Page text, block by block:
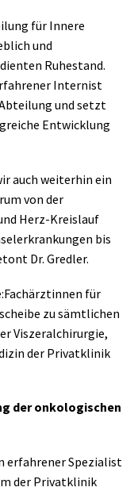
für Innere
und
Ruhestand.
Internist
und setzt
Entwicklung
auch weiterhin ein
von der
Herz-Kreislauf
bis
Dr. Gredler.
für
zu sämtlichen
Viszeralchirurgie,
der Privatklinik
der onkologischen
erfahrener Spezialist
der Privatklinik